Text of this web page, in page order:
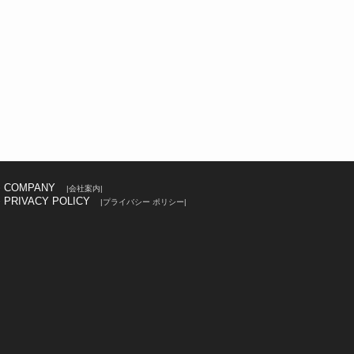
COMPANY |会社案内|
PRIVACY POLICY |プライバシー ポリシー|